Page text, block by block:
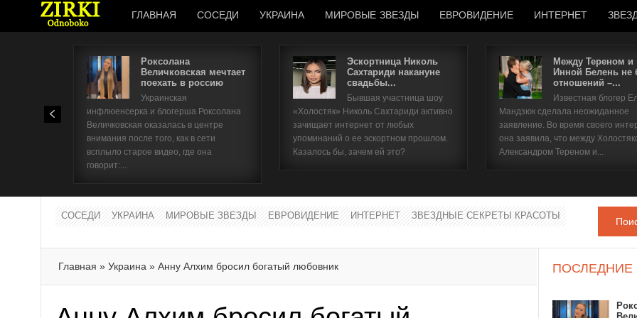
ГЛАВНАЯ СОСЕДИ УКРАИНА МИРОВЫЕ ЗВЕЗДЫ ЕВРОВИДЕНИЕ ИНТЕРНЕТ
Роксолана
Величковская мечтает
поехать в россию
Украинская
инфлюенсерка и блогерша Роксолана
Величковская оказалась в центре
внимания после того, как в сети
всплыло старое видео, где она
говорит:...
Эскортница Николь
Сахтариди накануне
свадьбы...
Бывшая участница шоу
«Холостяк» Николь Сахтариди активно
зачищает интернет от любых
упоминаний о ее эскортном прошлом.
Казалось бы, зачем ей это?
Между Тереном и
Инной Белень не
отношений –...
Известная блогер
Мандзюк сделала неожиданное
заявление. Во время своего
она заявила, что между
Александром Тереном и...
СОСЕДИ УКРАИНА МИРОВЫЕ ЗВЕЗДЫ ЕВРОВИДЕНИЕ ИНТЕРНЕТ ЗВЕЗДНЫЕ СЕКРЕТЫ КРАСОТЫ
Главная » Украина » Анну Алхим бросил богатый любовник ПОСЛЕДНИЕ
Имя пользователя
Забыли имя пользователя?